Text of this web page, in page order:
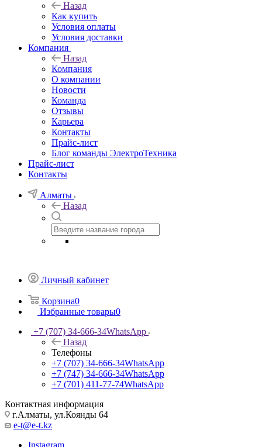
Назад
Как купить
Условия оплаты
Условия доставки
Компания
Назад
Компания
О компании
Новости
Команда
Отзывы
Карьера
Контакты
Прайс-лист
Блог команды ЭлектроТехника
Прайс-лист
Контакты
Алматы
Назад
Личный кабинет
Корзина0
Избранные товары0
+7 (707) 34-666-34WhatsApp
Назад
Телефоны
+7 (707) 34-666-34WhatsApp
+7 (747) 34-666-34WhatsApp
+7 (701) 411-77-74WhatsApp
Контактная информация
г.Алматы, ул.Коянды 64
e-t@e-t.kz
Instagram